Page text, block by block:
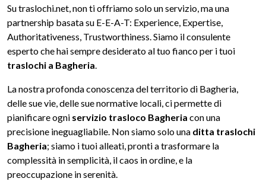
Su traslochi.net, non ti offriamo solo un servizio, ma una
partnership basata su E-E-A-T: Experience, Expertise,
Authoritativeness, Trustworthiness. Siamo il consulente
esperto che hai sempre desiderato al tuo fianco per i tuoi
traslochi a Bagheria.
La nostra profonda conoscenza del territorio di Bagheria,
delle sue vie, delle sue normative locali, ci permette di
pianificare ogni servizio trasloco Bagheria con una
precisione ineguagliabile. Non siamo solo una ditta traslochi
Bagheria; siamo i tuoi alleati, pronti a trasformare la
complessità in semplicità, il caos in ordine, e la
preoccupazione in serenità.